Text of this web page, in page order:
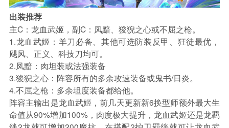
出装推荐
主C：龙血武姬，副C：凤黯、狻猊之心或不屈之枪。
1.龙血武姬：羊刀必备、其他可选防装反甲、狂徒最优，
飓风、正义、科技刀均可。
2.凤黯：肉坦装或法强装备
3.狻猊之心：阵容所有的多余攻速装备或鬼书/日炎。
4.不屈之枪：多余坦度装备都给他。
阵容主输出是龙血武姬，前几天更新新6换型师额外最大生
命值从90%增加100%，肉度极大提升，龙血武姬还是龙羁